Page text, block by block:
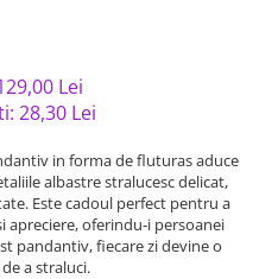
Lei
28,30 Lei
in forma de fluturas aduce
albastre stralucesc delicat,
Este cadoul perfect pentru a
apreciere, oferindu-i persoanei
pandantiv, fiecare zi devine o
a straluci.